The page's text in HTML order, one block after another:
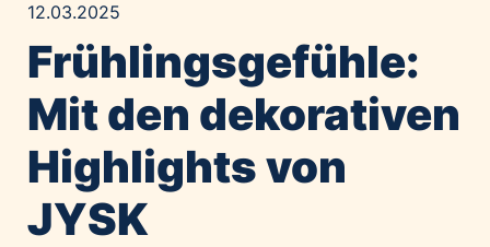
Alawyer
Amadeus Austrian Music Awards
Constantia Flexibles
Costa Kreuzfahrten
Emirates
12.03.2025
Frühlingsgefühle:
Mit den dekorativen
Highlights von
JYSK